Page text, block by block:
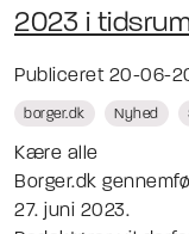
2023 i
Publiceret 20-06-
borger.dk Nyhed
Kære alle
Borger.dk
27. juni 2023.